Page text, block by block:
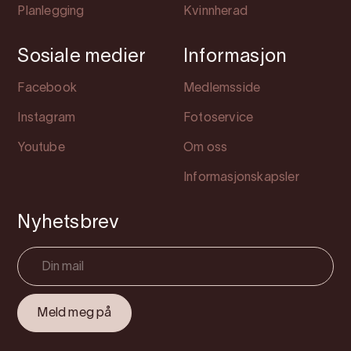
Planlegging Kvinnherad
Sosiale medier
Facebook
Instagram
Youtube
Informasjon
Medlemsside
Fotoservice
Om oss
Informasjonskapsler
Nyhetsbrev